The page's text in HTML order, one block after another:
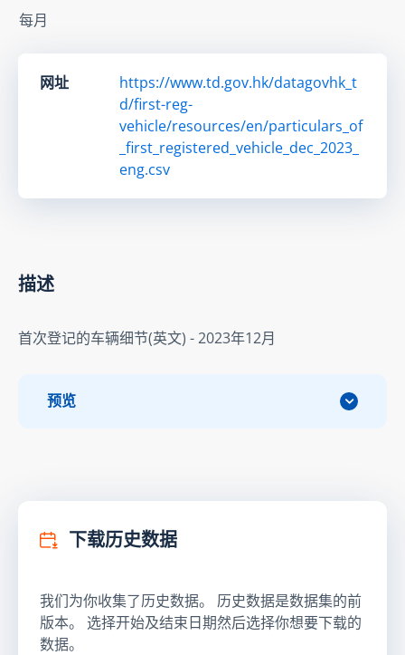
每月
网址
https://www.td.gov.hk/datagovhk_t
d/first-reg-
vehicle/resources/en/particulars_of
_first_registered_vehicle_dec_2023_
eng.csv
描述
首次登记的车辆细节(英文) - 2023年12月
预览
下载历史数据
我们为你收集了历史数据。 历史数据是数据集的前
版本。 选择开始及结束日期然后选择你想要下载的
数据。